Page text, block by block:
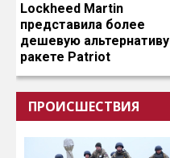
Lockheed Martin
представила более
дешевую альтернативу
ракете Patriot
ПРОИСШЕСТВИЯ